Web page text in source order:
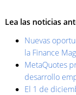
Lea las noticias
Nuevas
la Finance
MetaQuotes
desarrollo
El 1 de